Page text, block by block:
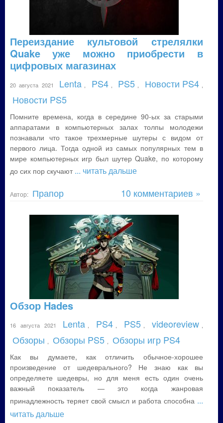
Переиздание культовой стрелялки
Quake уже можно приобрести в
цифровых магазинах
20 августа 2021 Lenta PS4 PS5 Новости PS4
Новости PS5
Помните времена, когда в середине 90-ых за старыми
аппаратами в компьютерных залах толпы молодежи
познавали что такое трехмерные шутеры с видом от
первого лица. Тогда одной из самых популярных тем в
мире компьютерных игр был шутер Quake, по которому
до сих пор скучают ... читать дальше
Автор: Прапор 10 комментариев »
Обзор Hades
16 августа 2021 Lenta PS4 PS5 videoreview
Обзоры Обзоры PS5 Обзоры игр PS4
Как вы думаете, как отличить обычное-хорошее
произведение от шедеврального? Не знаю как вы
определяете шедевры, но для меня есть один очень
важный показатель — это когда жанровая
принадлежность теряет свой смысл и работа способна ...
читать дальше